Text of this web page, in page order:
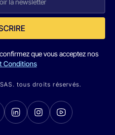
que vous acceptez nos
Conditions
tous droits réservés.